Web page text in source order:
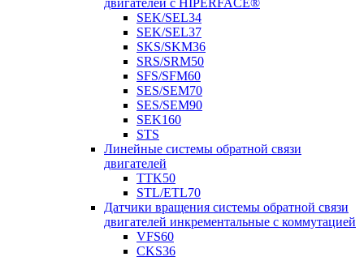
двигателей с HIPERFACE®
SEK/SEL34
SEK/SEL37
SKS/SKM36
SRS/SRM50
SFS/SFM60
SES/SEM70
SES/SEM90
SEK160
STS
Линейные системы обратной связи
двигателей
TTK50
STL/ETL70
Датчики вращения системы обратной связи
двигателей инкрементальные с коммутацией
VFS60
CKS36